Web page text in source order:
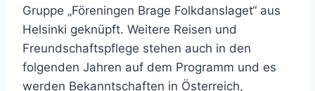
Gruppe „Föreningen Brage Folkdanslaget“ aus
Helsinki geknüpft. Weitere Reisen und
Freundschaftspflege stehen auch in den
folgenden Jahren auf dem Programm und es
werden Bekanntschaften in Österreich,